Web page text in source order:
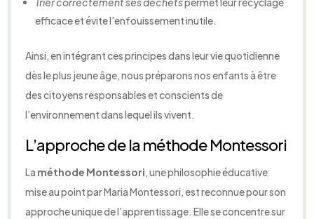
efficace et évite l’enfouissement inutile.
Ainsi, en intégrant ces principes dans leur vie quotidienne
dès le plus jeune âge, nous préparons nos enfants à être
des citoyens responsables et conscients de
l’environnement dans lequel ils vivent.
L’approche de la méthode Montessori
La méthode Montessori, une philosophie éducative
mise au point par Maria Montessori, est reconnue pour son
approche unique de l’apprentissage. Elle se concentre sur